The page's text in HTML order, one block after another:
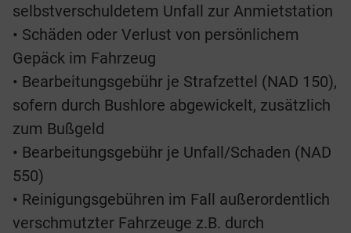
selbstverschuldetem Unfall zur Anmietstation
• Schäden oder Verlust von persönlichem
Gepäck im Fahrzeug
• Bearbeitungsgebühr je Strafzettel (NAD 150),
sofern durch Bushlore abgewickelt, zusätzlich
zum Bußgeld
• Bearbeitungsgebühr je Unfall/Schaden (NAD
550)
• Reinigungsgebühren im Fall außerordentlich
verschmutzter Fahrzeuge z.B. durch